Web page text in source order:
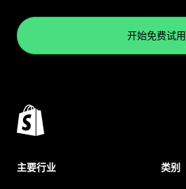
开始免费试用
主要行业 类别